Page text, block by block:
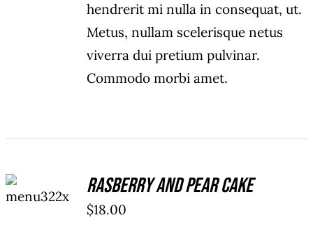
hendrerit mi nulla in consequat, ut.
Metus, nullam scelerisque netus
viverra dui pretium pulvinar.
Commodo morbi amet.
CART
/
Rasberry And Pear Cake
$18.00